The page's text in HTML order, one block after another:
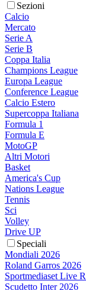
Sezioni
Calcio
Mercato
Serie A
Serie B
Coppa Italia
Champions League
Europa League
Conference League
Calcio Estero
Supercoppa Italiana
Formula 1
Formula E
MotoGP
Altri Motori
Basket
America's Cup
Nations League
Tennis
Sci
Volley
Drive UP
Speciali
Mondiali 2026
Roland Garros 2026
Sportmediaset Live
Scudetto Inter 2026